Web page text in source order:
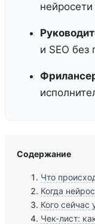
и SEO без
Содержание
Что
Когда
Кого сейчас
Чек-лист: